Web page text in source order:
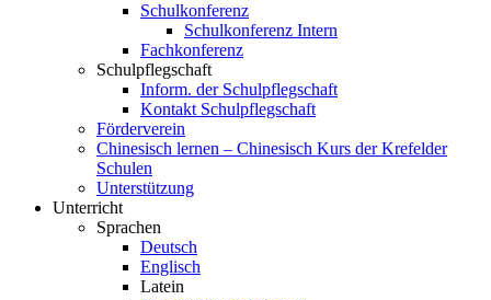
Schulkonferenz
Schulkonferenz Intern
Fachkonferenz
Schulpflegschaft
Inform. der Schulpflegschaft
Kontakt Schulpflegschaft
Förderverein
Chinesisch lernen – Chinesisch Kurs der Krefelder
Schulen
Unterstützung
Unterricht
Sprachen
Deutsch
Englisch
Latein